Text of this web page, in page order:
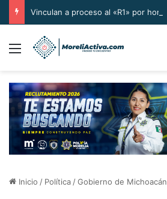
Menú
Inicio / Política /Gobierno de Michoacán